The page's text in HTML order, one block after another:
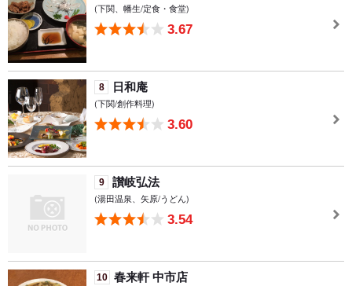
(下関、幡生/定食・食堂)
3.67
8 日和庵
(下関/創作料理)
3.60
9 讃岐弘法
(湯田温泉、矢原/うどん)
3.54
10 春来軒 中市店